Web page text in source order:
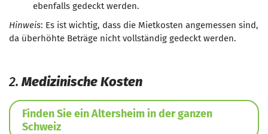
ebenfalls gedeckt werden.
Hinweis: Es ist wichtig, dass die Mietkosten angemessen sind,
da überhöhte Beträge nicht vollständig gedeckt werden.
2.Medizinische Kosten
Finden Sie ein Altersheim in der ganzen
Schweiz